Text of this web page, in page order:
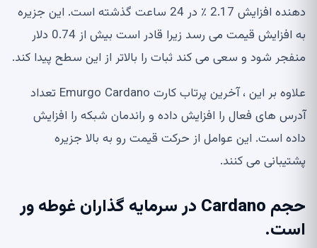
دهنده افزایش 2.17 ٪ در 24 ساعت گذشته است. این جزیره
به افزایش قیمت می رسد زیرا قادر است بیش از 0.74 دلار
منفجر شود و سعی می کند ثبات را بالاتر از این سطح پیدا کند.
علاوه بر این ، آخرین پرتاب کارت Emurgo Cardano تعداد
آدرس های فعال را افزایش داده و راندمان شبکه را افزایش
داده است. این عوامل از حرکت قیمت رو به بالا جزیره
پشتیبانی می کنند.
حجم Cardano در سرمایه گذاران غوطه ور
است.